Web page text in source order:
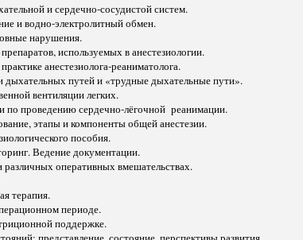
и сердечно-сосудистой систем.
и водно-электролитный обмен.
нарушения.
используемых в анестезиологии.
анестезиолога-реаниматолога.
дыхательных путей и «трудные дыхательные пути».
вентиляции легких.
по проведению сердечно-лёгочной реанимации.
этапы и компоненты общей анестезии.
пособия.
Ведение документации.
различных оперативных вмешательствах.
терапия.
периоде.
поддержке.